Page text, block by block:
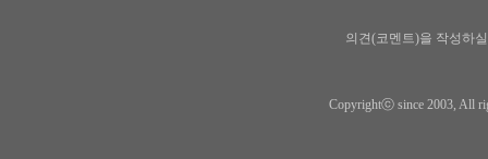
의견(코멘트)을 작성하
Copyrightⓒ since 2003, All